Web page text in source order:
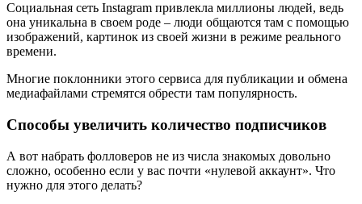
Социальная сеть Instagram привлекла миллионы людей, ведь
она уникальна в своем роде – люди общаются там с помощью
изображений, картинок из своей жизни в режиме реального
времени.
Многие поклонники этого сервиса для публикации и обмена
медиафайлами стремятся обрести там популярность.
Способы увеличить количество подписчиков
А вот набрать фолловеров не из числа знакомых довольно
сложно, особенно если у вас почти «нулевой аккаунт». Что
нужно для этого делать?